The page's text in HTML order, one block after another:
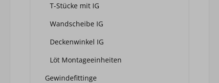
T-Stücke mit IG
Wandscheibe IG
Deckenwinkel IG
Löt Montageeinheiten
Gewindefittinge